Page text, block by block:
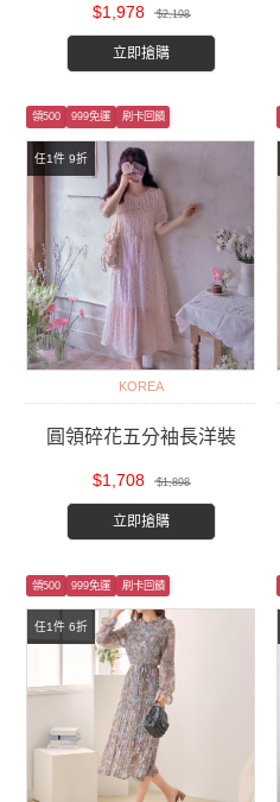
$1,978 $2,198
立即搶購
任1件 9折
領500 999免運 刷卡回饋
KOREA
圓領碎花五分袖長洋裝
$1,708 $1,898
立即搶購
任1件 6折
領500 999免運 刷卡回饋